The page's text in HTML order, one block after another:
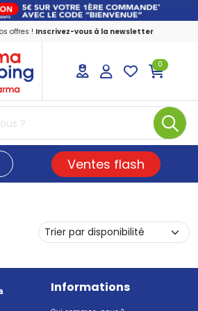
offres ! Inscrivez-vous à la newsletter
Votre pharmacie en
0
Ventes flash
Informations